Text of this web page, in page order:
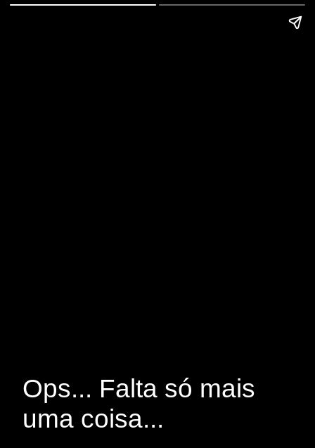
Ops... Falta só mais
uma coisa...